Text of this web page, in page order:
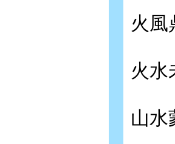
火風
火水
山水